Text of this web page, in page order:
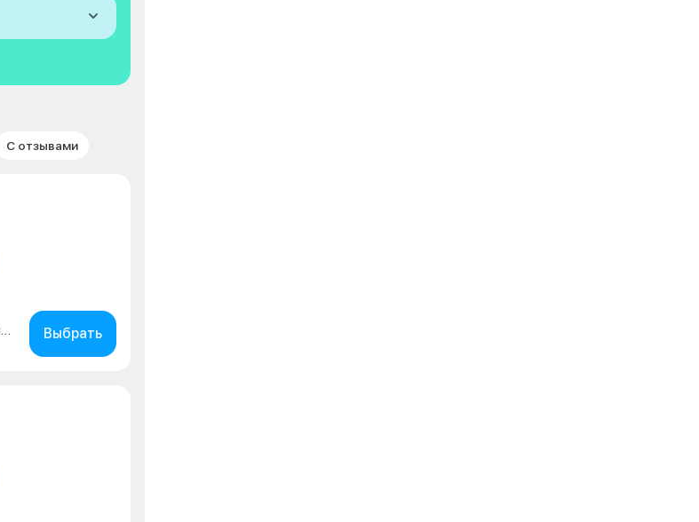
С отзывами
Московская обл., г. Люберцы, Новорязанское шоссе, д. 1г
Выбрать